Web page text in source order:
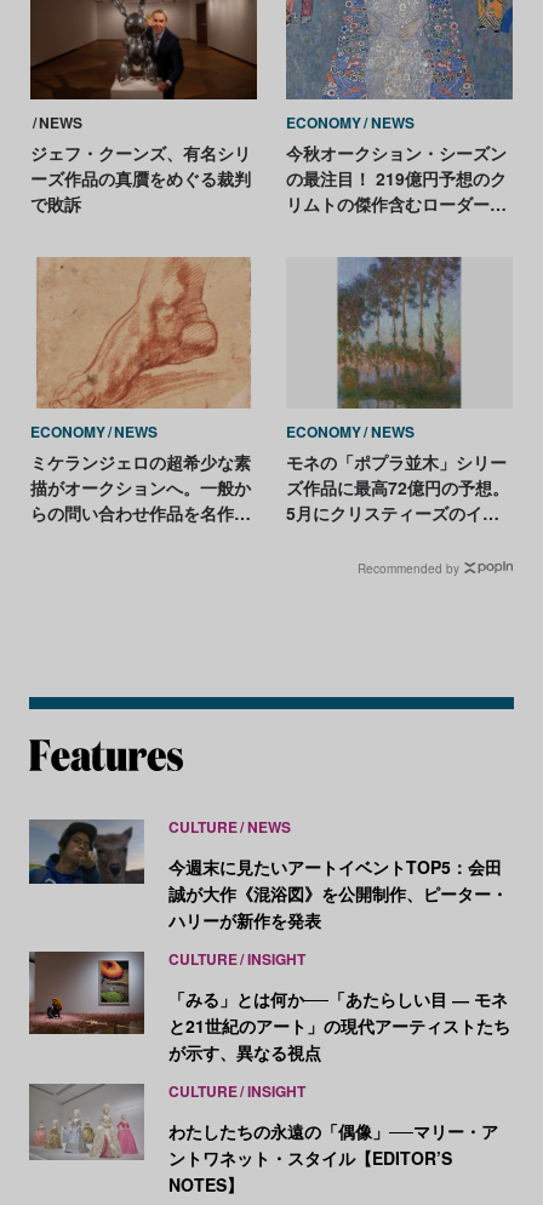
NEWS
ジェフ・クーンズ、有名シリ
ーズ作品の真贋をめぐる裁判
で敗訴
ECONOMY NEWS
今秋オークション・シーズン
の最注目！ 219億円予想のク
リムトの傑作含むローダー・
ECONOMY NEWS
ミケランジェロの超希少な素
描がオークションへ。一般か
らの問い合わせ作品を名作の
ECONOMY NEWS
モネの「ポプラ並木」シリー
ズ作品に最高72億円の予想。
5月にクリスティーズのイブ
Recommended by
CULTURE NEWS
今週末に見たいアートイベントTOP5：会田
誠が大作《混浴図》を公開制作、ピーター・
ハリーが新作を発表
CULTURE INSIGHT
「みる」とは何か──「あたらしい目 ― モネ
と21世紀のアート」の現代アーティストたち
が示す、異なる視点
CULTURE INSIGHT
わたしたちの永遠の「偶像」──マリー・ア
ントワネット・スタイル【EDITOR’S
NOTES】